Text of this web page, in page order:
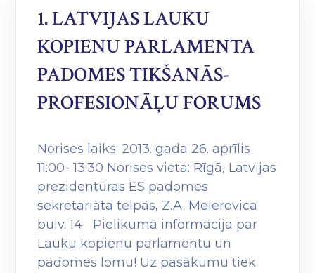
1. LATVIJAS LAUKU
KOPIENU PARLAMENTA
PADOMES TIKŠANĀS-
PROFESIONĀĻU FORUMS
Norises laiks: 2013. gada 26. aprīlis
11:00- 13:30 Norises vieta: Rīgā, Latvijas
prezidentūras ES padomes
sekretariāta telpās, Z.A. Meierovica
bulv. 14 Pielikumā informācija par
Lauku kopienu parlamentu un
padomes lomu! Uz pasākumu tiek